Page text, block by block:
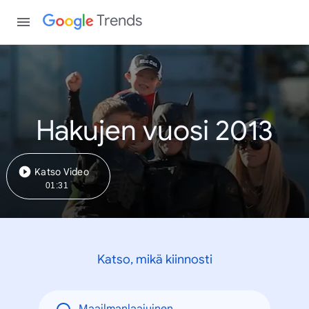
Trends
Hakujen vuosi 2013
Katso Video
01:31
Katso, mikä kiinnosti